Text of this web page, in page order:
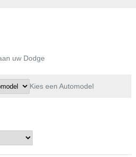
uw Dodge
Kies een Automodel